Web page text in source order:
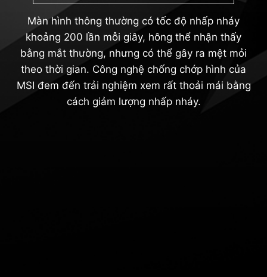
Màn hình thông thường có tốc độ nhấp nháy
khoảng 200 lần mỗi giây, hông thể nhận thấy
bằng mắt thường, nhưng có thể gây ra mệt mỏi
theo thời gian. Công nghệ chống chớp hình của
MSI đem đến trải nghiệm xem rất thoải mái bằng
cách giảm lượng nhấp nháy.